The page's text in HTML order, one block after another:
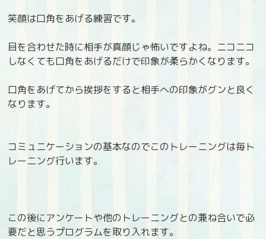
笑顔は口角をあげる練習です。
目を合わせた時に相手が真顔じゃ怖いですよね。ニコニコ
しなくても口角をあげるだけで印象が柔らかくなります。
口角をあげてから挨拶をすると相手への印象がグンと良く
なります。
コミュニケーションの基本なのでこのトレーニングは毎ト
レーニング行います。
この後にアンケートや他のトレーニングとの兼ね合いで必
要だと思うプログラムを取り入れます。